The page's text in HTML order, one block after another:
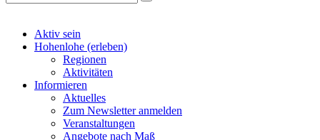
Aktiv sein
Hohenlohe (erleben)
Regionen
Aktivitäten
Informieren
Aktuelles
Zum Newsletter anmelden
Veranstaltungen
Angebote nach Maß